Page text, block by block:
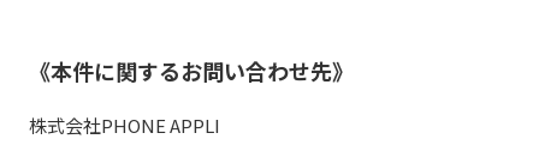
《本件に関するお問い合わせ先》
株式会社PHONE APPLI